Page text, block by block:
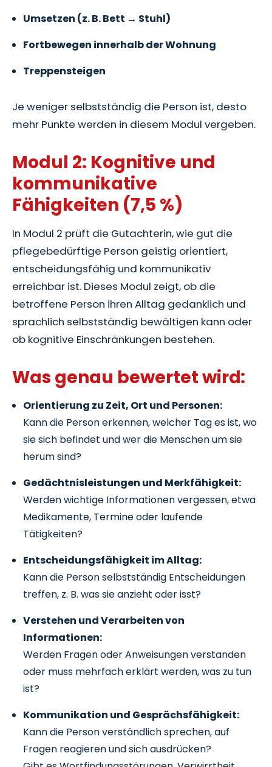
Umsetzen (z. B. Bett → Stuhl)
Fortbewegen innerhalb der Wohnung
Treppensteigen
Je weniger selbstständig die Person ist, desto
mehr Punkte werden in diesem Modul vergeben.
Modul 2: Kognitive und
kommunikative
Fähigkeiten (7,5 %)
In Modul 2 prüft die Gutachterin, wie gut die
pflegebedürftige Person geistig orientiert,
entscheidungsfähig und kommunikativ
erreichbar ist. Dieses Modul zeigt, ob die
betroffene Person ihren Alltag gedanklich und
sprachlich selbstständig bewältigen kann oder
ob kognitive Einschränkungen bestehen.
Was genau bewertet wird:
Orientierung zu Zeit, Ort und Personen:
Kann die Person erkennen, welcher Tag es ist, wo
sie sich befindet und wer die Menschen um sie
herum sind?
Gedächtnisleistungen und Merkfähigkeit:
Werden wichtige Informationen vergessen, etwa
Medikamente, Termine oder laufende
Tätigkeiten?
Entscheidungsfähigkeit im Alltag:
Kann die Person selbstständig Entscheidungen
treffen, z. B. was sie anzieht oder isst?
Verstehen und Verarbeiten von
Informationen:
Werden Fragen oder Anweisungen verstanden
oder muss mehrfach erklärt werden, was zu tun
ist?
Kommunikation und Gesprächsfähigkeit:
Kann die Person verständlich sprechen, auf
Fragen reagieren und sich ausdrücken?